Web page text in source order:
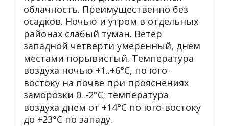
облачность. Преимущественно без
осадков. Ночью и утром в отдельных
районах слабый туман. Ветер
западной четверти умеренный, днем
местами порывистый. Температура
воздуха ночью +1..+6°С, по юго-
востоку на почве при прояснениях
заморозки 0..-2°С; температура
воздуха днем от +14°С по юго-востоку
до +23°С по западу.